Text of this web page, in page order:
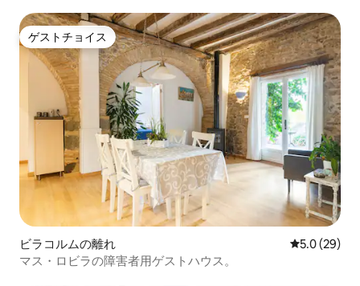
ゲストチョイス
ゲストチョイス
ビラコルムの離れ レビュー29
5.0 (29)
マス・ロビラの障害者用ゲストハウス。